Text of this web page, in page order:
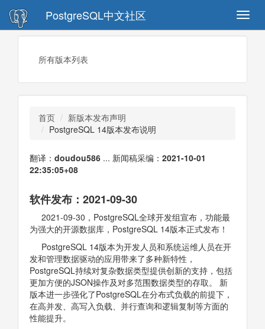
PostgreSQL中文社区
所有版本列表
首页
新版本发布声明
PostgreSQL 14版本发布说明
翻译： doudou586 ... 新闻稿采编： 2021-10-01
22:35:05+08
软件发布：2021-09-30
2021-09-30，PostgreSQL全球开发组宣布，功能最
为强大的开源数据库，PostgreSQL 14版本正式发布！
PostgreSQL 14版本为开发人员和系统运维人员在开
发和管理数据驱动的应用带来了多种新特性，
PostgreSQL持续对复杂数据类型提供创新的支持，包括
更加方便的JSON操作及对多范围数据类型的存取。 新
版本进一步强化了PostgreSQL在分布式负载的前提下，
在高并发、高写入负载、并行查询和逻辑复制等方面的
性能提升。